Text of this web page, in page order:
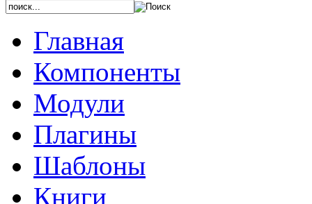
Главная
Компоненты
Модули
Плагины
Шаблоны
Книги